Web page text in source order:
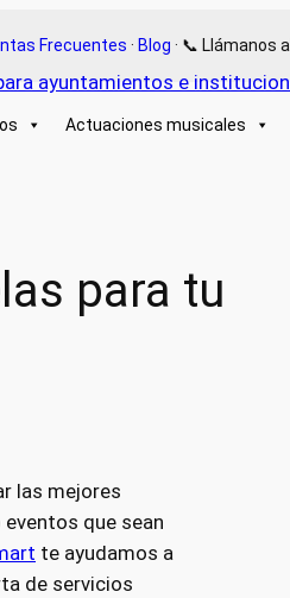
Frecuentes · Blog · 📞 Llámanos al
Actuaciones musicales
para tu
las mejores
que sean
te ayudamos a
de servicios